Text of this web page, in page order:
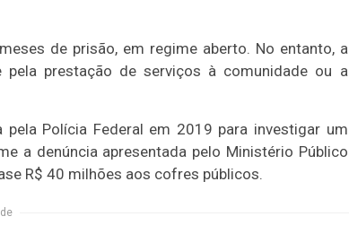
de prisão, em regime aberto. No entanto, a
prestação de serviços à comunidade ou a
Polícia Federal em 2019 para investigar um
a denúncia apresentada pelo Ministério Público
R$ 40 milhões aos cofres públicos.